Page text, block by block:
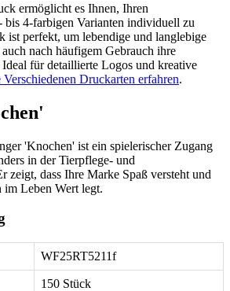
ermöglicht es Ihnen, Ihren
bis 4-farbigen Varianten individuell zu
ist perfekt, um lebendige und langlebige
nach häufigem Gebrauch ihre
für detaillierte Logos und kreative
Druckarten erfahren.
'Knochen' ist ein spielerischer Zugang
in der Tierpflege- und
zeigt, dass Ihre Marke Spaß versteht und
im Leben Wert legt.
WF25RT5211f
150 Stück